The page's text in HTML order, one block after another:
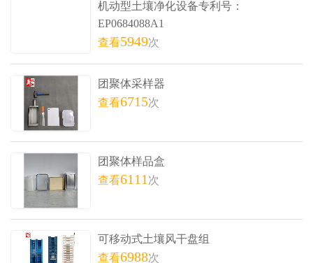
机动型土壤净化设备专利号：
EP0684088A1
查看5949次
团聚体采样器
查看6715次
团聚体样品盒
查看6111 次
可移动式土壤风干盘组
查看6988次